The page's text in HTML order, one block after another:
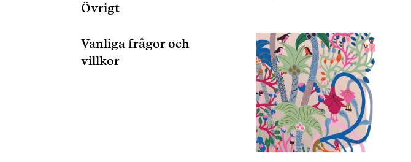
Övrigt
Vanliga frågor och
villkor